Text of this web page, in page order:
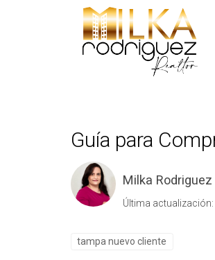
Guía para
Milka
Última
tampa nuevo cliente